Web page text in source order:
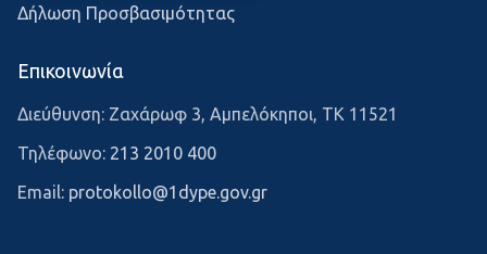
Δήλωση Προσβασιμότητας
Επικοινωνία
Διεύθυνση: Ζαχάρωφ 3, Αμπελόκηποι, ΤΚ 11521
Τηλέφωνο: 213 2010 400
Email: protokollo@1dype.gov.gr